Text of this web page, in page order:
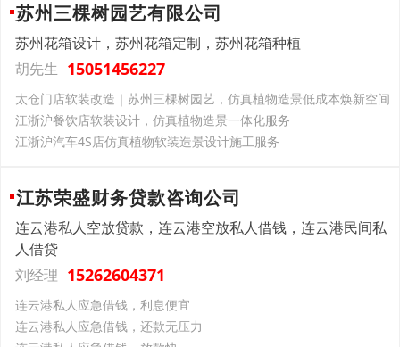
苏州三棵树园艺有限公司
苏州花箱设计，苏州花箱定制，苏州花箱种植
胡先生 15051456227
太仓门店软装改造｜苏州三棵树园艺，仿真植物造景低成本焕新空间
江浙沪餐饮店软装设计，仿真植物造景一体化服务
江浙沪汽车4S店仿真植物软装造景设计施工服务
江苏荣盛财务贷款咨询公司
连云港私人空放贷款，连云港空放私人借钱，连云港民间私
人借贷
刘经理 15262604371
连云港私人应急借钱，利息便宜
连云港私人应急借钱，还款无压力